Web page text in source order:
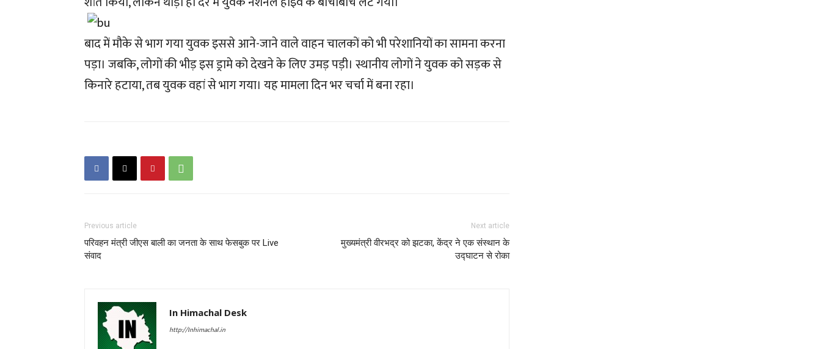
बाद में मौके से भाग गया युवक इससे आने-जाने वाले वाहन चालकों को भी परेशानियों का सामना करना
पड़ा। जबकि, लोगों की भीड़ इस ड्रामे को देखने के लिए उमड़ पड़ी। स्थानीय लोगों ने युवक को सड़क से
किनारे हटाया, तब युवक वहां से भाग गया। यह मामला दिन भर चर्चा में बना रहा।
Previous article
परिवहन मंत्री जीएस बाली का जनता के साथ फेसबुक पर Live
संवाद
Next article
मुख्यमंत्री वीरभद्र को झटका, केंद्र ने एक संस्थान के
उद्घाटन से रोका
In Himachal Desk
http://Inhimachal.in